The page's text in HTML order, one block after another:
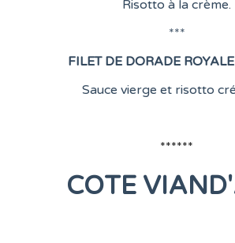
Risotto à la crème.
***
FILET DE DORADE ROYALE
Sauce vierge et risotto
******
COTE